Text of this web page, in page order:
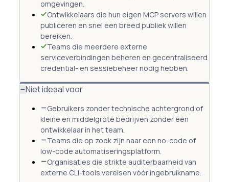
omgevingen.
Ontwikkelaars die hun eigen MCP servers willen
publiceren en snel een breed publiek willen
bereiken.
Teams die meerdere externe
serviceverbindingen beheren en gecentraliseerd
credential- en sessiebeheer nodig hebben.
Niet ideaal voor
Gebruikers zonder technische achtergrond of
kleine en middelgrote bedrijven zonder een
ontwikkelaar in het team.
Teams die op zoek zijn naar een no-code of
low-code automatiseringsplatform.
Organisaties die strikte auditerbaarheid van
externe CLI-tools vereisen vóór ingebruikname.